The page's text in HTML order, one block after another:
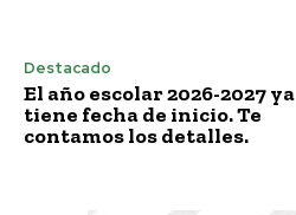
Destacado
El año escolar 2026-2027 ya
tiene fecha de inicio. Te
contamos los detalles.